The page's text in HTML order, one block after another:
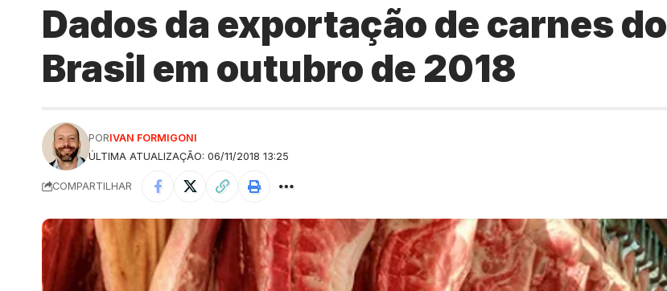
Dados da exportação de carnes do
Brasil em outubro de 2018
ÚLTIMA ATUALIZAÇÃO: 06/11/2018 13:25
PORIVAN FORMIGONI
COMPARTILHAR